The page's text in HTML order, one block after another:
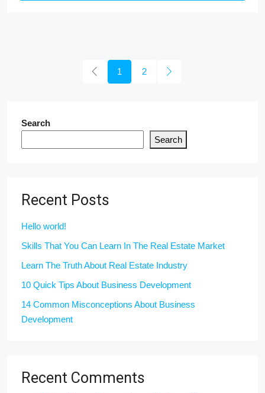
1 2
Search
Search
Recent Posts
Hello world!
Skills That You Can Learn In The Real Estate Market
Learn The Truth About Real Estate Industry
10 Quick Tips About Business Development
14 Common Misconceptions About Business
Development
Recent Comments